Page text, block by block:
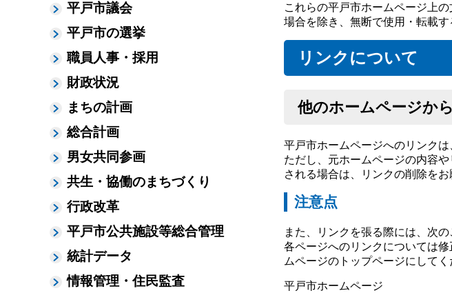
平戸市議会
平戸市の選挙
職員人事・採用
財政状況
まちの計画
総合計画
男女共同参画
共生・協働のまちづくり
行政改革
平戸市公共施設等総合管理
統計データ
情報管理・住民監査
これらの平戸市ホームページ上
場合を除き、無断で使用・転載す
リンクについて
他のホームページか
平戸市ホームページへのリンクは
ただし、元ホームページの内容
される場合は、リンクの削除を
注意点
また、リンクを張る際には、次の
各ページへのリンクについては
ムページのトップページにしてく
平戸市ホームページ